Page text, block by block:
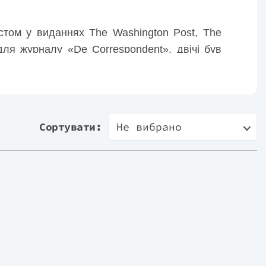
у виданнях The Washington Post, The
журналу «De Correspondent», двічі був
Talks назвали науковця «одним із
десять відсотків свого доходу
Сортувати: Не вибрано